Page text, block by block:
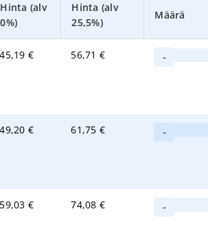
Hinta (alv
0%)
Hinta (alv
25,5%)
Määrä
45,19 € 56,71 € -
49,20 € 61,75 € -
59,03 € 74,08 € -